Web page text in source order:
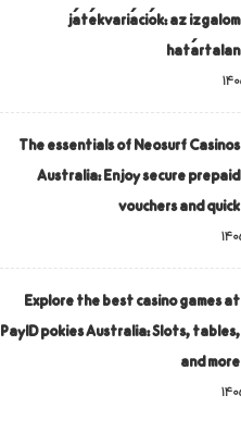
játékvariációk: az izgalom
határtalan
The essentials of Neosurf Casinos
Australia: Enjoy secure prepaid
vouchers and quick
Explore the best casino games at
PayID pokies Australia: Slots, tables,
and more